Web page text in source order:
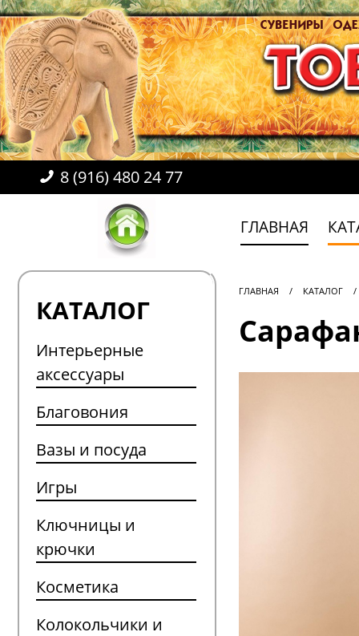
8 (916) 480 24 77
ГЛАВНАЯ
КАТАЛОГ
Интерьерные
аксессуары
Благовония
Вазы и посуда
Игры
Ключницы и
крючки
Косметика
Колокольчики и
ГЛАВНАЯ / КАТАЛОГ /